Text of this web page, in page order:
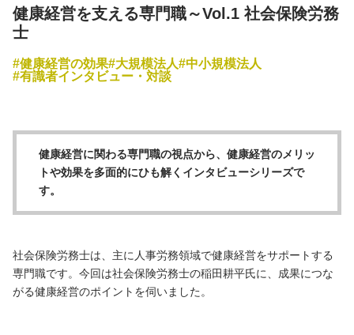
健康経営を支える専門職～Vol.1 社会保険労務
士
健康経営の効果 大規模法人
中小規模法人
有識者インタビュー・対談
健康経営に関わる専門職の視点から、健康経営のメリッ
トや効果を多面的にひも解くインタビューシリーズで
す。
社会保険労務士は、主に人事労務領域で健康経営をサポートする
専門職です。今回は社会保険労務士の稲田耕平氏に、成果につな
がる健康経営のポイントを伺いました。